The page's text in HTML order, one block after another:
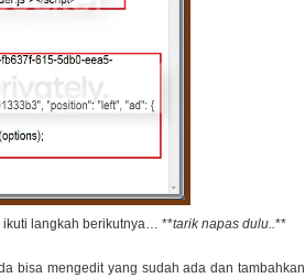
ikuti langkah berikutnya… **tarik napas dulu.. **
bisa mengedit yang sudah ada dan tambahkan